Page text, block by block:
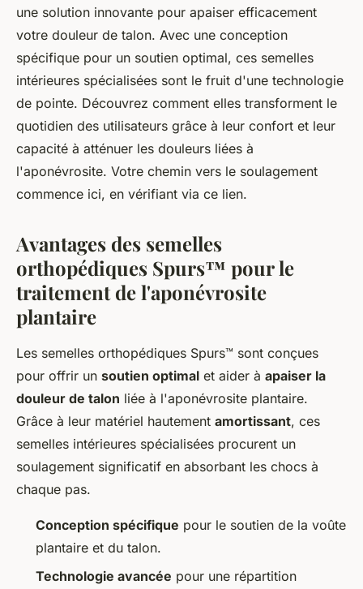
une solution innovante pour apaiser efficacement
votre douleur de talon. Avec une conception
spécifique pour un soutien optimal, ces semelles
intérieures spécialisées sont le fruit d'une technologie
de pointe. Découvrez comment elles transforment le
quotidien des utilisateurs grâce à leur confort et leur
capacité à atténuer les douleurs liées à
l'aponévrosite. Votre chemin vers le soulagement
commence ici, en vérifiant via ce lien.
Avantages des semelles
orthopédiques Spurs™ pour le
traitement de l'aponévrosite
plantaire
Les semelles orthopédiques Spurs™ sont conçues
pour offrir un soutien optimal et aider à apaiser la
douleur de talon liée à l'aponévrosite plantaire.
Grâce à leur matériel hautement amortissant, ces
semelles intérieures spécialisées procurent un
soulagement significatif en absorbant les chocs à
chaque pas.
Conception spécifique pour le soutien de la voûte
plantaire et du talon.
Technologie avancée pour une répartition